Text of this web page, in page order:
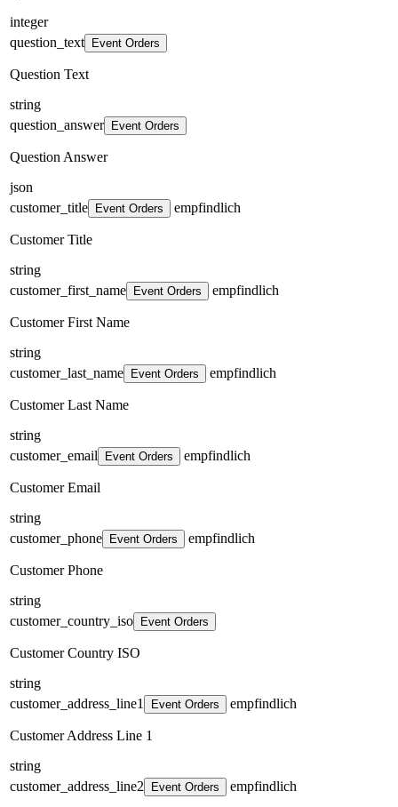
integer
question_text
Event Orders
Question Text
string
question_answer
Event Orders
Question Answer
json
customer_title
Event Orders empfindlich
Customer Title
string
customer_first_name
Event Orders empfindlich
Customer First Name
string
customer_last_name
Event Orders empfindlich
Customer Last Name
string
customer_email
Event Orders empfindlich
Customer Email
string
customer_phone
Event Orders empfindlich
Customer Phone
string
customer_country_iso
Event Orders
Customer Country ISO
string
customer_address_line1
Event Orders empfindlich
Customer Address Line 1
string
customer_address_line2
Event Orders empfindlich